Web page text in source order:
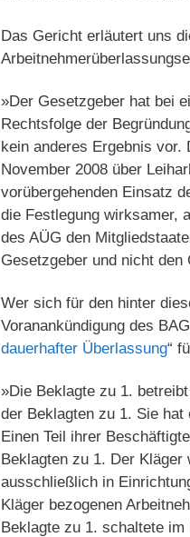
Das Gericht erläutert uns
»Der Gesetzgeber hat bei
Rechtsfolge der
kein anderes Ergebnis vor.
November 2008 über
vorübergehenden Einsatz
die Festlegung wirksamer,
des AÜG den
Gesetzgeber und nicht
Wer sich für den hinter
Voranankündigung des
dauerhafter Überlassung“
»Die Beklagte zu 1.
der Beklagten zu 1. Sie hat
Einen Teil ihrer
Beklagten zu 1. Der
ausschließlich in
Kläger bezogenen
Beklagte zu 1. schaltete im